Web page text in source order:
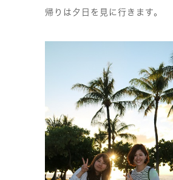
帰りは夕日を見に行きます。